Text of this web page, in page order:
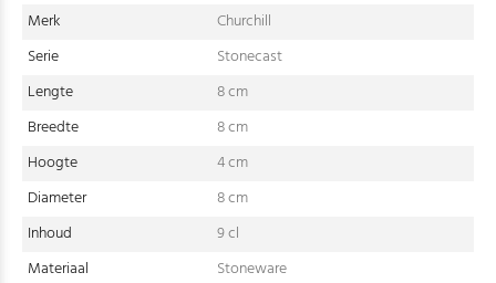
Merk
Churchill
Serie
Stonecast
Lengte
8 cm
Breedte
8 cm
Hoogte
4 cm
Diameter
8 cm
Inhoud
9 cl
Materiaal
Stoneware